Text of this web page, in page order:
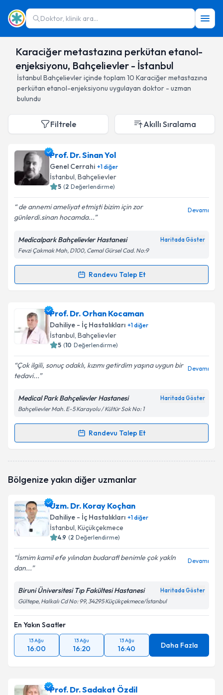
Doktor, klinik ara...
Karaciğer metastazına perkütan etanol-
enjeksiyonu, Bahçelievler - İstanbul
İstanbul Bahçelievleriçinde toplam 10 Karaciğer metastazına
perkütan etanol-enjeksiyonu uygulayan doktor - uzman
bulundu
Filtrele Akıllı Sıralama
Prof. Dr. Sinan Yol
Genel Cerrahi +1diğer
İstanbul, Bahçelievler
5 (2 Değerlendirme)
de annemi ameliyat etmişti bizim için zor
günlerdi.sinan hocamda...
Devamı
Medicalpark Bahçelievler Hastanesi Haritada Göster
Fevzi Çakmak Mah, D100, Cemal Gürsel Cad. No:9
Randevu Talep Et
Randevu Takvimi Talebi
Prof. Dr. Sinan Yoliçin randevu takvimi talebi
oluşturun. Size bu uzmandan randevu almanız için bir
takvim hazırlandığında e-posta ile bilgilendireceğiz.
Kişisel verilerimin işlenmesine ilişkin
Aydınlatma
Metni'ni okudum ve kişisel verilerimin belirtilen
kapsamda işlenmesini kabul ediyorum.
Prof. Dr. Orhan Kocaman
Dahiliye - İç Hastalıkları +1diğer
İstanbul, Bahçelievler
5 (10 Değerlendirme)
Çok ilgili, sonuç odaklı, kızımı getirdim yaşına uygun bir
tedavi...
Devamı
Medical Park Bahçelievler Hastanesi Haritada Göster
Bahçelievler Mah. E-5 Karayolu / Kültür Sok No: 1
Randevu Talep Et
Randevu Takvimi Talebi
talebi oluşturun. Size bu uzmandan randevu almanız
bilgilendireceğiz.
E-posta Adresiniz
kapsamda işlenmesini kabul ediyorum.
Bölgenize yakın diğer uzmanlar
Uzm. Dr. Koray Koçhan
Dahiliye - İç Hastalıkları +1diğer
İstanbul, Küçükçekmece
4.9 (2 Değerlendirme)
İsmim kamil efe yılından budarafl benimle çok yakln
dan...
Devamı
Biruni Üniversitesi Tıp Fakültesi Hastanesi Haritada Göster
Gültepe, Halkalı Cd No: 99, 34295 Küçükçekmece/İstanbul
En Yakın Saatler
13 Ağu
16:00
13 Ağu
16:20
13 Ağu
16:40 Daha Fazla
Prof. Dr. Sadakat Özdil